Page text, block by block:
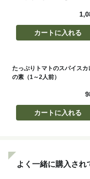
カートに入れる
たっぷりトマトのスパイスカ
の素（1～2人前）
カートに入れる
よく一緒に購入され